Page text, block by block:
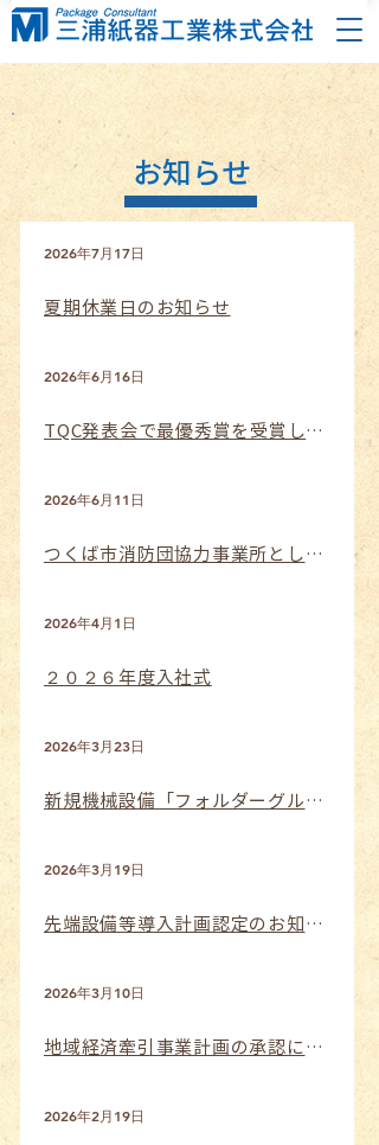
​お知らせ
2026年7月17日
夏期休業日のお知らせ
2026年6月16日
TQC発表会で最優秀賞を受賞しました
2026年6月11日
つくば市消防団協力事業所として認定されました
2026年4月1日
２０２６年度入社式
2026年3月23日
新規機械設備「フォルダーグルアー」の導入が完了しました
2026年3月19日
先端設備等導入計画認定のお知らせ
2026年3月10日
地域経済牽引事業計画の承認について
2026年2月19日